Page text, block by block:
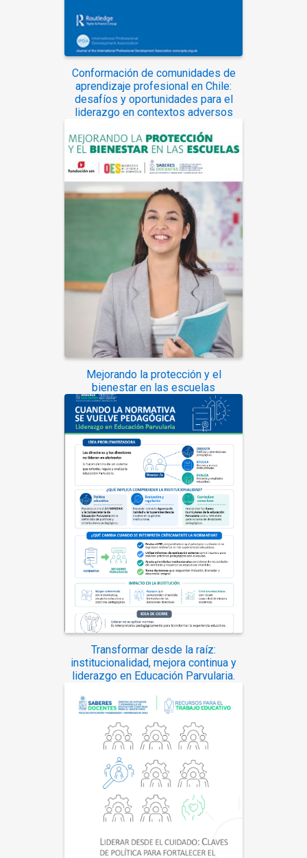
Conformación de comunidades de
aprendizaje profesional en Chile:
desafíos y oportunidades para el
liderazgo en contextos adversos
Mejorando la protección y el
bienestar en las escuelas
Transformar desde la raíz:
institucionalidad, mejora continua y
liderazgo en Educación Parvularia.